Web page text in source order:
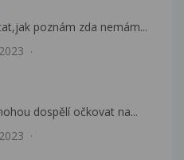
poznám zda nemám...
dospělí očkovat na...